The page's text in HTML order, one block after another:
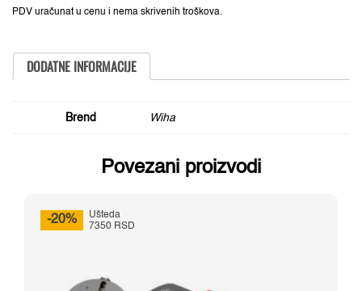
PDV uračunat u cenu i nema skrivenih troškova.
delova,
DODATNE INFORMACIJE
Brend Wiha
Povezani proizvodi
-20%
Ušteda
7350 RSD